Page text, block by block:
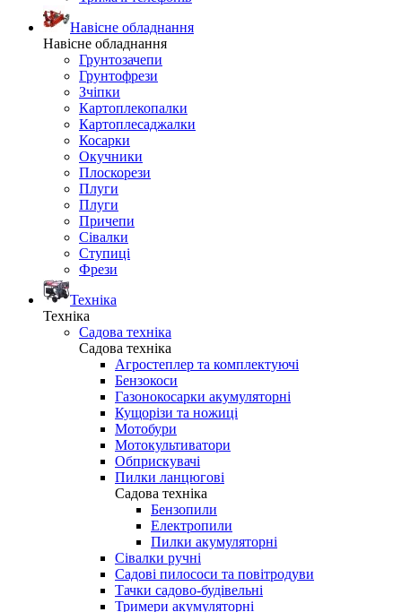
Навісне обладнання
Навісне обладнання
Грунтозачепи
Грунтофрези
Зчіпки
Картоплекопалки
Картоплесаджалки
Косарки
Окучники
Плоскорези
Плуги
Плуги
Причепи
Сівалки
Ступиці
Фрези
Техніка
Техніка
Садова техніка
Садова техніка
Агростеплер та комплектуючі
Бензокоси
Газонокосарки акумуляторні
Кущорізи та ножиці
Мотобури
Мотокультиватори
Обприскувачі
Пилки ланцюгові
Садова техніка
Бензопили
Електропили
Пилки акумуляторні
Сівалки ручні
Садові пилососи та повітродуви
Тачки садово-будівельні
Тримери акумуляторні